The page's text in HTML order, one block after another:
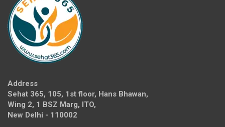
Address
Sehat 365, 105, 1st floor, Hans Bhawan,
Wing 2, 1 BSZ Marg, ITO,
New Delhi - 110002